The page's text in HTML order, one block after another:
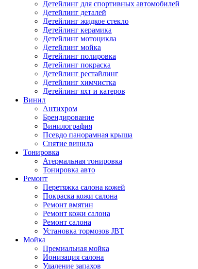
Детейлинг для спортивных автомобилей
Детейлинг деталей
Детейлинг жидкое стекло
Детейлинг керамика
Детейлинг мотоцикла
Детейлинг мойка
Детейлинг полировка
Детейлинг покраска
Детейлинг рестайлинг
Детейлинг химчистка
Детейлинг яхт и катеров
Винил
Антихром
Брендирование
Винилография
Псевдо панорамная крыша
Снятие винила
Тонировка
Атермальная тонировка
Тонировка авто
Ремонт
Перетяжка салона кожей
Покраска кожи салона
Ремонт вмятин
Ремонт кожи салона
Ремонт салона
Установка тормозов JBT
Мойка
Премиальная мойка
Ионизация салона
Удаление запахов